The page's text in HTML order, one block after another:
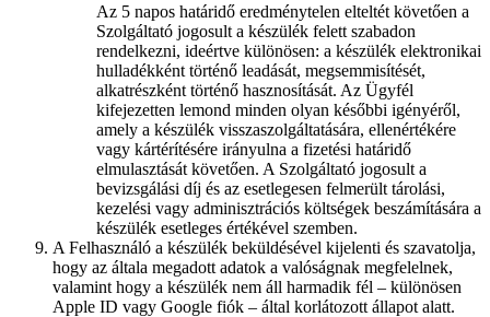
Az 5 napos határidő eredménytelen elteltét követően a
Szolgáltató jogosult a készülék felett szabadon
rendelkezni, ideértve különösen: a készülék elektronikai
hulladékként történő leadását, megsemmisítését,
alkatrészként történő hasznosítását. Az Ügyfél
kifejezetten lemond minden olyan későbbi igényéről,
amely a készülék visszaszolgáltatására, ellenértékére
vagy kártérítésére irányulna a fizetési határidő
elmulasztását követően. A Szolgáltató jogosult a
bevizsgálási díj és az esetlegesen felmerült tárolási,
kezelési vagy adminisztrációs költségek beszámítására a
készülék esetleges értékével szemben.
A Felhasználó a készülék beküldésével kijelenti és szavatolja,
hogy az általa megadott adatok a valóságnak megfelelnek,
valamint hogy a készülék nem áll harmadik fél – különösen
Apple ID vagy Google fiók – által korlátozott állapot alatt.